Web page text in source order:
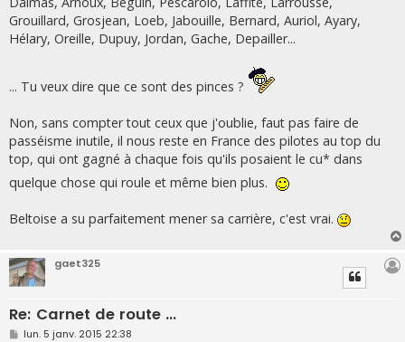
Grouillard, Grosjean, Loeb, Jabouille, Bernard, Auriol, Ayary,
Hélary, Oreille, Dupuy, Jordan, Gache, Depailler...
... Tu veux dire que ce sont des pinces ?
Non, sans compter tout ceux que j'oublie, faut pas faire de
passéisme inutile, il nous reste en France des pilotes au top du
top, qui ont gagné à chaque fois qu'ils posaient le cu* dans
quelque chose qui roule et même bien plus.
Beltoise a su parfaitement mener sa carrière, c'est vrai.
gaet325
Re: Carnet de route ...
M
lun. 5 janv. 2015 22:38